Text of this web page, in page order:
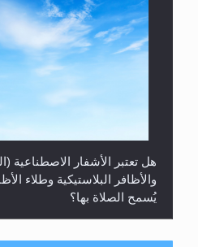
هل تعتبر الأشفار الاصطناعية
والأظافر البلاستيكية وطلاء
يُسمح الصلاة بها؟